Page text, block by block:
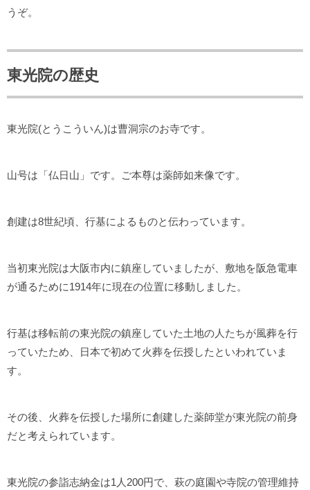
うぞ。
東光院の歴史
東光院(とうこういん)は曹洞宗のお寺です。
山号は「仏日山」です。ご本尊は薬師如来像です。
創建は8世紀頃、行基によるものと伝わっています。
当初東光院は大阪市内に鎮座していましたが、敷地を阪急電車
が通るために1914年に現在の位置に移動しました。
行基は移転前の東光院の鎮座していた土地の人たちが風葬を行
っていたため、日本で初めて火葬を伝授したといわれていま
す。
その後、火葬を伝授した場所に創建した薬師堂が東光院の前身
だと考えられています。
東光院の参詣志納金は1人200円で、萩の庭園や寺院の管理維持